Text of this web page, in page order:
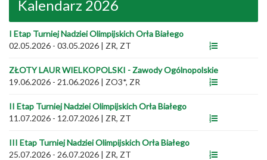
Kalendarz 2026
I Etap Turniej Nadziei Olimpijskich Orła Białego
02.05.2026 - 03.05.2026 | ZR, ZT
ZŁOTY LAUR WIELKOPOLSKI - Zawody Ogólnopolskie
19.06.2026 - 21.06.2026 | ZO3*, ZR
II Etap Turniej Nadziei Olimpijskich Orła Białego
11.07.2026 - 12.07.2026 | ZR, ZT
III Etap Turniej Nadziei Olimpijskich Orła Białego
25.07.2026 - 26.07.2026 | ZR, ZT